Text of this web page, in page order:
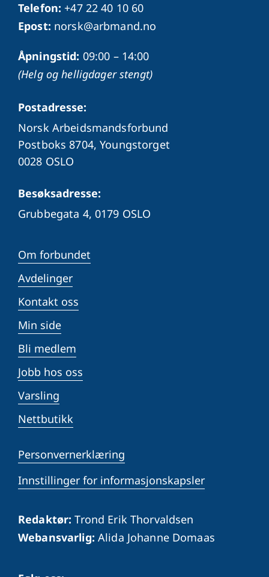
Telefon: +47 22 40 10 60
Epost: norsk@arbmand.no
Åpningstid: 09:00 – 14:00
(Helg og helligdager stengt)
Postadresse:
Norsk Arbeidsmandsforbund
Postboks 8704, Youngstorget
0028 OSLO
Besøksadresse:
Grubbegata 4,0179 OSLO
Om forbundet
Avdelinger
Kontakt oss
Min side
Bli medlem
Jobb hos oss
Varsling
Nettbutikk
Personvernerklæring
Innstillinger for informasjonskapsler
Redaktør: Trond Erik Thorvaldsen
Webansvarlig: Alida Johanne Domaas